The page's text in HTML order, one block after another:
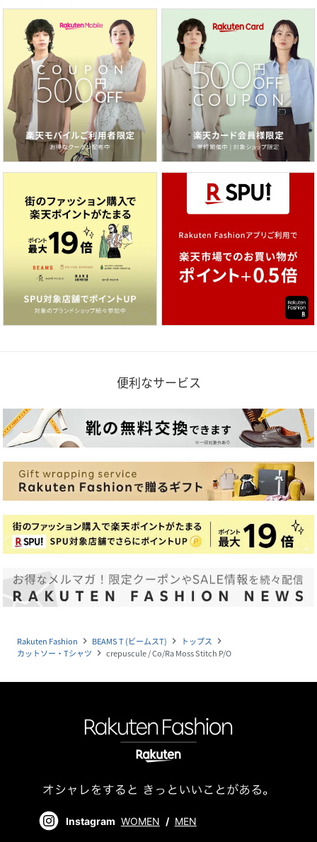
便利なサービス
Rakuten Fashion navigate_next BEAMS T (ビームスT) navigate_next トップス navigate_next
カットソー・Tシャツ navigate_next crepuscule / Co/Ra Moss Stitch P/O
Instagram WOMEN / MEN